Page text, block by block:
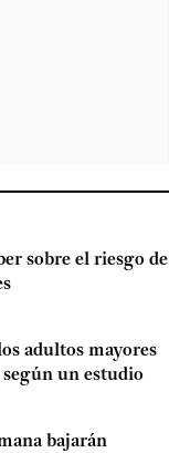
sobre el riesgo de
adultos mayores
un estudio
bajarán